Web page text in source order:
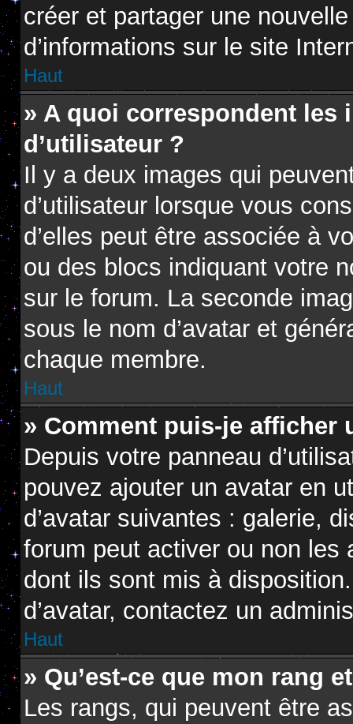
créer et partager une
d’informations sur le site
Haut
» A quoi correspondent les
d’utilisateur ?
Il y a deux images qui
d’utilisateur lorsque vous
d’elles peut être associée à
ou des blocs indiquant votre
sur le forum. La seconde
sous le nom d’avatar et
chaque membre.
Haut
» Comment puis-je afficher
Depuis votre panneau
pouvez ajouter un avatar en
d’avatar suivantes : galerie,
forum peut activer ou non les
dont ils sont mis à
d’avatar, contactez un
Haut
» Qu’est-ce que mon rang
Les rangs, qui peuvent être